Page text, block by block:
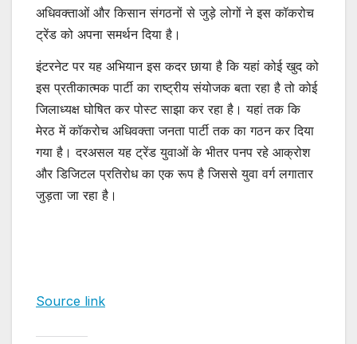
अधिवक्ताओं और किसान संगठनों से जुड़े लोगों ने इस कॉकरोच
ट्रेंड को अपना समर्थन दिया है।
इंटरनेट पर यह अभियान इस कदर छाया है कि यहां कोई खुद को
इस प्रतीकात्मक पार्टी का राष्ट्रीय संयोजक बता रहा है तो कोई
जिलाध्यक्ष घोषित कर पोस्ट साझा कर रहा है। यहां तक कि
मेरठ में कॉकरोच अधिवक्ता जनता पार्टी तक का गठन कर दिया
गया है। दरअसल यह ट्रेंड युवाओं के भीतर पनप रहे आक्रोश
और डिजिटल प्रतिरोध का एक रूप है जिससे युवा वर्ग लगातार
जुड़ता जा रहा है।
Source link